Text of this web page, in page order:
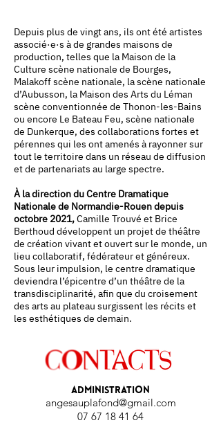
Depuis plus de vingt ans, ils ont été artistes
associé·e·s à de grandes maisons de
production, telles que la Maison de la
Culture scène nationale de Bourges,
Malakoff scène nationale, la scène nationale
d’Aubusson, la Maison des Arts du Léman
scène conventionnée de Thonon-les-Bains
ou encore Le Bateau Feu, scène nationale
de Dunkerque, des collaborations fortes et
pérennes qui les ont amenés à rayonner sur
tout le territoire dans un réseau de diffusion
et de partenariats au large spectre.
À la direction du Centre Dramatique
Nationale de Normandie-Rouen depuis
octobre 2021,Camille Trouvé et Brice
Berthoud développent un projet de théâtre
de création vivant et ouvert sur le monde, un
lieu collaboratif, fédérateur et généreux.
Sous leur impulsion, le centre dramatique
deviendra l’épicentre d’un théâtre de la
transdisciplinarité, afin que du croisement
des arts au plateau surgissent les récits et
les esthétiques de demain.
Administration
angesauplafond@gmail.com
07 67 18 41 64